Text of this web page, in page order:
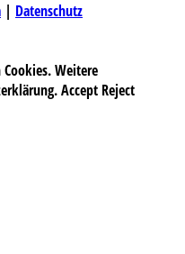
| Datenschutz
Weitere
Accept Reject